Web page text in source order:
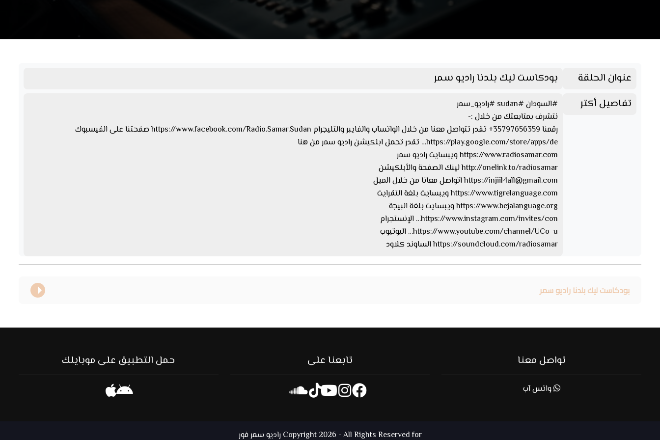
عنوان الحلقة
بودكاست ليك بلدنا راديو سمر
تفاصيل أكتر
#السودان #sudan #راديو_سمر
نتشرف بمتابعتك من خلال :-
رقمنا 35797656359+ تقدر تتواصل معنا من خلال الواتسآب والفايبر والتليجرام https://www.facebook.com/Radio.Samar.Sudan صفحتنا على الفيسبوك
https://play.google.com/store/apps/de… تقدر تحمل ابلكيشن راديو سمر من هنا
https://www.radiosamar.com ويبسايت راديو سمر
http://onelink.to/radiosamar لينك الصفحة والأبلكيشن
https://injiil4all@gmail.com
اتواصل معانا من خلال الميل
https://www.tigrelanguage.com ويبسايت بلغة التقرايت
https://www.bejalanguage.org ويبسايت بلغة البيجة
https://www.instagram.com/invites/con… الإنستجرام
https://www.youtube.com/channel/UCo_u… اليوتيوب
https://soundcloud.com/radiosamar الساوند كلاود
بودكاست ليك بلدنا راديو سمر
تواصل معنا
واتس آب
تابعنا على حمل التطبيق على موبايلك
Copyright 2026 - All Rights Reserved for راديو سمر فور